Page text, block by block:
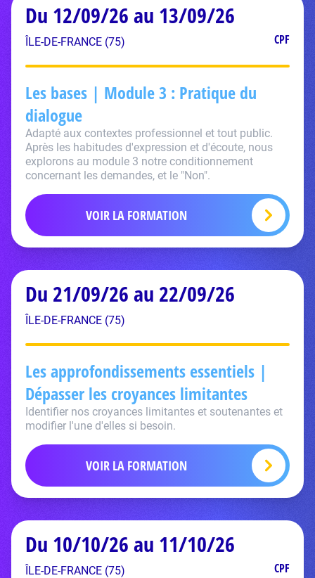
Du 12/09/26 au 13/09/26
ÎLE-DE-FRANCE (75) CPF
Les bases | Module 3 : Pratique du
dialogue
Adapté aux contextes professionnel et tout public.
Après les habitudes d'expression et d'écoute, nous
explorons au module 3 notre conditionnement
concernant les demandes, et le "Non".
VOIR LA FORMATION
Du 21/09/26 au 22/09/26
ÎLE-DE-FRANCE (75)
Les approfondissements essentiels |
Dépasser les croyances limitantes
Identifier nos croyances limitantes et soutenantes et
modifier l'une d'elles si besoin.
VOIR LA FORMATION
Du 10/10/26 au 11/10/26
ÎLE-DE-FRANCE (75) CPF